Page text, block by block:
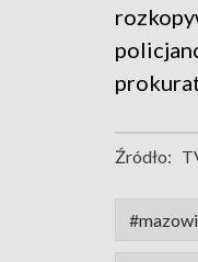
Źródło: